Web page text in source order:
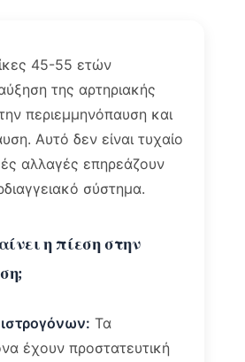
45-55 ετών
της αρτηριακής
περιεμμηνόπαυση και
Αυτό δεν είναι τυχαίο
αλλαγές επηρεάζουν
σύστημα.
η πίεση στην
Τα
έχουν προστατευτική